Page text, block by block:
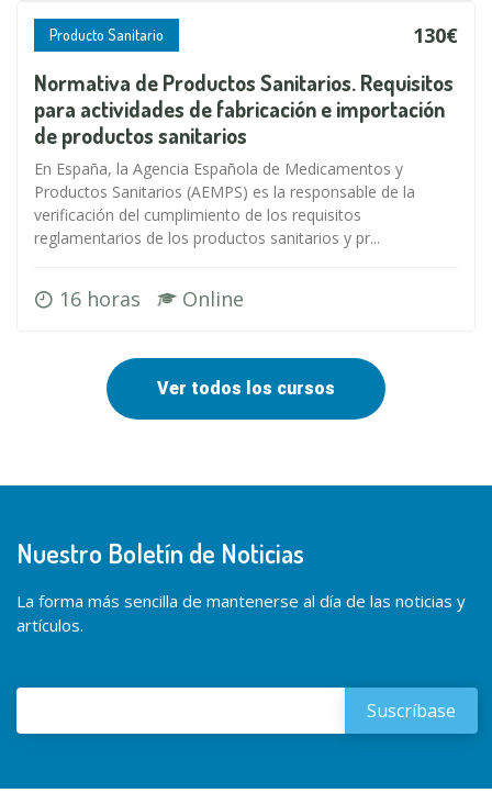
Producto Sanitario 130€
Normativa de Productos Sanitarios. Requisitos
para actividades de fabricación e importación
de productos sanitarios
En España, la Agencia Española de Medicamentos y
Productos Sanitarios (AEMPS) es la responsable de la
verificación del cumplimiento de los requisitos
reglamentarios de los productos sanitarios y pr...
16 horas Online
Ver todos los cursos
Nuestro Boletín de Noticias
La forma más sencilla de mantenerse al día de las noticias y
artículos.